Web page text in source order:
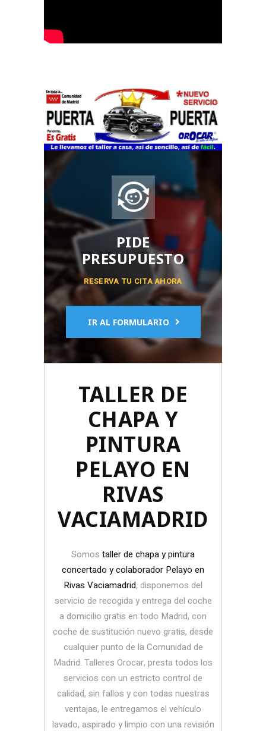
PIDE
PRESUPUESTO
RESERVA TU CITA AHORA
IR AL FORMULARIO
TALLER DE
CHAPA Y
PINTURA
PELAYO EN
RIVAS
VACIAMADRID
Somos taller de chapa y pintura
concertado y colaborador Pelayo en
Rivas Vaciamadrid, disponemos del
servicio de recogida y entrega del coche
a domicilio gratis en todo Madrid, con
coche de sustitución nuevo gratis, desde
cualquier punto de la Comunidad de
Madrid. Talleres Orocar, presta todos los
servicios con un estricto control de
calidad, sin fallos y con todas nuestras
ventajas, le entregamos el vehículo
lavado, aspirado y limpio con una revisión